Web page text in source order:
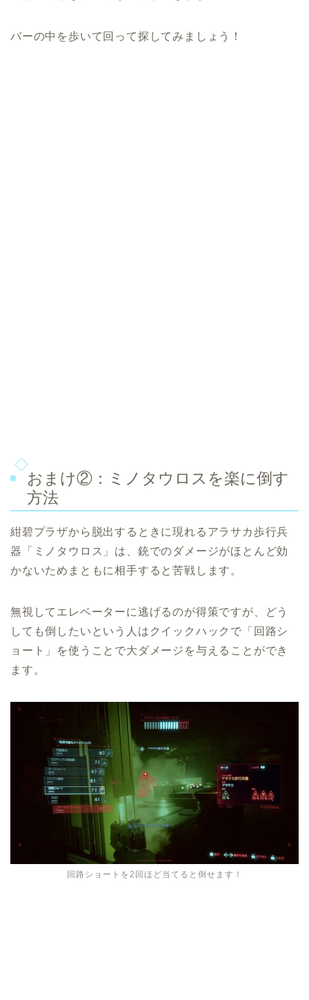
バーの中を歩いて回って探してみましょう！
おまけ②：ミノタウロスを楽に倒す
方法
紺碧プラザから脱出するときに現れるアラサカ歩行兵
器「ミノタウロス」は、銃でのダメージがほとんど効
かないためまともに相手すると苦戦します。
無視してエレベーターに逃げるのが得策ですが、どう
しても倒したいという人はクイックハックで「回路シ
ョート」を使うことで大ダメージを与えることができ
ます。
回路ショートを2回ほど当てると倒せます！